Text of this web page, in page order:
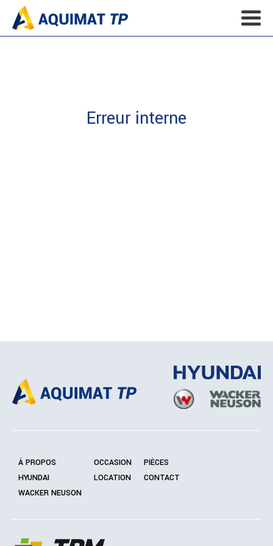
Erreur interne
À PROPOS
HYUNDAI
WACKER NEUSON
OCCASION
LOCATION
PIÈCES
CONTACT